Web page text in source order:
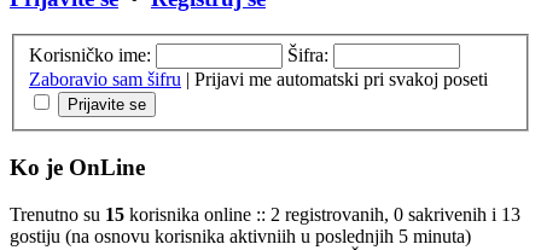
Korisničko ime:
Šifra:
Zaboravio sam šifru | Prijavi me automatski pri svakoj poseti
Ko je OnLine
Trenutno su 15 korisnika online :: 2 registrovanih, 0 sakrivenih i 13
gostiju (na osnovu korisnika aktivniih u poslednjih 5 minuta)